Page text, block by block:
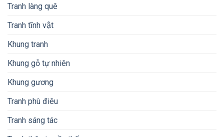
Tranh làng quê
Tranh tĩnh vật
Khung tranh
Khung gỗ tự nhiên
Khung gương
Tranh phù điêu
Tranh sáng tác